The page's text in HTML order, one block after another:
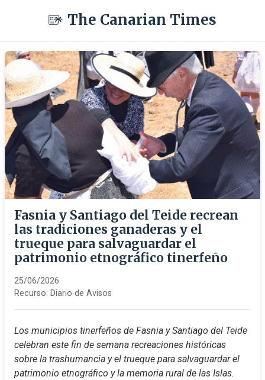
The Canarian Times
Fasnia y Santiago del Teide recrean
las tradiciones ganaderas y el
trueque para salvaguardar el
patrimonio etnográfico tinerfeño
25/06/2026
Recurso: Diario de Avisos
Los municipios tinerfeños de Fasnia y Santiago del Teide
celebran este fin de semana recreaciones históricas
sobre la trashumancia y el trueque para salvaguardar el
patrimonio etnográfico y la memoria rural de las Islas.